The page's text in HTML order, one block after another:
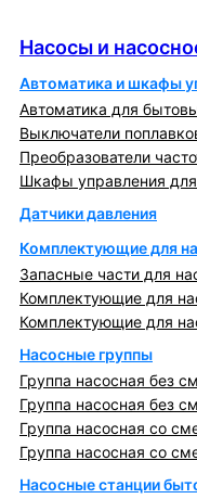
Насосы и
Автоматика и шкафы
Автоматика для
Выключатели
Преобразователи
Шкафы управления
Датчики давления
Комплектующие для
Запасные части для
Комплектующие для
Комплектующие для
Насосные группы
Группа насосная без
Группа насосная без
Группа насосная со
Группа насосная со
Насосные станции